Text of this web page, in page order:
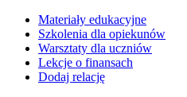
Materiały edukacyjne
Szkolenia dla opiekunów
Warsztaty dla uczniów
Lekcje o finansach
Dodaj relację